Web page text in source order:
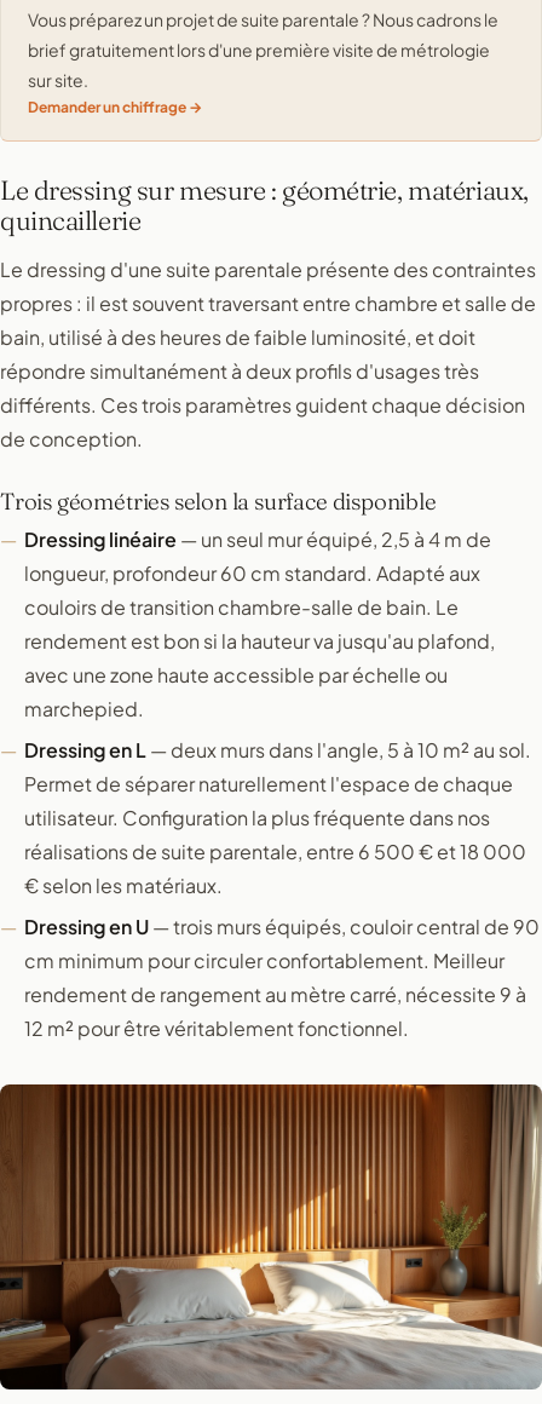
Vous préparez un projet de suite parentale ? Nous cadrons le
brief gratuitement lors d'une première visite de métrologie
sur site.
Demander un chiffrage
Le dressing sur mesure : géométrie, matériaux,
quincaillerie
Le dressing d'une suite parentale présente des contraintes
propres : il est souvent traversant entre chambre et salle de
bain, utilisé à des heures de faible luminosité, et doit
répondre simultanément à deux profils d'usages très
différents. Ces trois paramètres guident chaque décision
de conception.
Trois géométries selon la surface disponible
Dressing linéaire — un seul mur équipé, 2,5 à 4 m de
longueur, profondeur 60 cm standard. Adapté aux
couloirs de transition chambre-salle de bain. Le
rendement est bon si la hauteur va jusqu'au plafond,
avec une zone haute accessible par échelle ou
marchepied.
Dressing en L— deux murs dans l'angle, 5 à 10 m² au sol.
Permet de séparer naturellement l'espace de chaque
utilisateur. Configuration la plus fréquente dans nos
réalisations de suite parentale, entre 6 500 € et 18 000
€ selon les matériaux.
Dressing en U— trois murs équipés, couloir central de 90
cm minimum pour circuler confortablement. Meilleur
rendement de rangement au mètre carré, nécessite 9 à
12 m² pour être véritablement fonctionnel.